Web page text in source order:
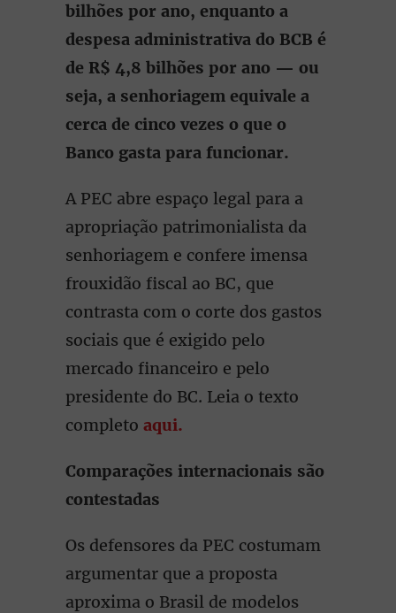
bilhões por ano, enquanto a
despesa administrativa do BCB é
de R$ 4,8 bilhões por ano — ou
seja, a senhoriagem equivale a
cerca de cinco vezes o que o
Banco gasta para funcionar.
A PEC abre espaço legal para a
apropriação patrimonialista da
senhoriagem e confere imensa
frouxidão fiscal ao BC, que
contrasta com o corte dos gastos
sociais que é exigido pelo
mercado financeiro e pelo
presidente do BC. Leia o texto
completo aqui.
Comparações internacionais são
contestadas
Os defensores da PEC costumam
argumentar que a proposta
aproxima o Brasil de modelos